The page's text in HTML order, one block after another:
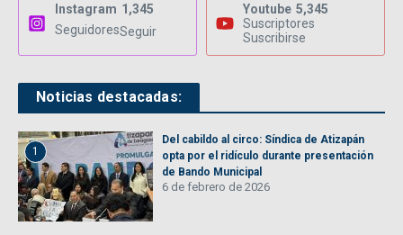
Instagram 1,345
SeguidoresSeguir
Youtube 5,345
Suscriptores
Suscribirse
Noticias destacadas:
1
Del cabildo al circo: Síndica de Atizapán
opta por el ridículo durante presentación
de Bando Municipal
6 de febrero de 2026